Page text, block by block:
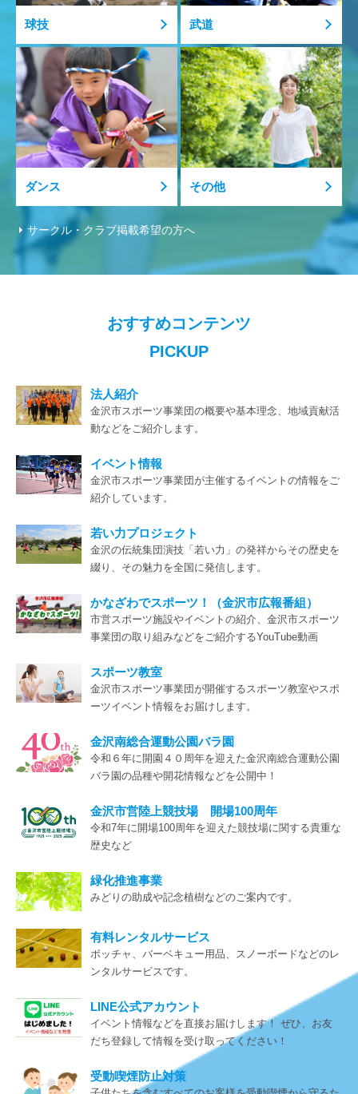
ついて
2026.06.08 スポーツ推進事業
令和8年度 夏休みジュニアスイミング短期教室 受講
生募集！
2026.06.08 スポーツ推進事業
令和8年度 Let’sチャレンジ 夏休みトランポリン教室
受講生募集!!
2026.06.01
お知らせ
ついて
専光寺ソフトボール場 第１球場の利用停止について
LINE公式アカウント はじめました！
2024.09.11 お知らせ
スタジアムツアー 【金沢ゴーゴーカレースタジアム】
2024.06.19 お知らせ
【駐車場】 金沢城北市民運動公園の駐車場について
2022.03.04 お知らせ
バドミントンコート、卓球台の時間入替制について
2021.08.08 お知らせ
金沢の伝統集団演技「若い力」に関する資料を求めてい
ます
「若い力」ＰＶ動画をYouTube配信中！～金沢から全国
に”元気”を発信！～
球技 武道
ダンス その他
サークル・クラブ掲載希望の方へ
おすすめコンテンツ
PICKUP
法人紹介
金沢市スポーツ事業団の概要や基本理念、地域貢献活
動などをご紹介します。
イベント情報
金沢市スポーツ事業団が主催するイベントの情報をご
紹介しています。
若い力プロジェクト
金沢の伝統集団演技「若い力」の発祥からその歴史を
綴り、その魅力を全国に発信します。
かなざわでスポーツ！（金沢市広報番組）
市営スポーツ施設やイベントの紹介、金沢市スポーツ
事業団の取り組みなどをご紹介するYouTube動画
スポーツ教室
金沢市スポーツ事業団が開催するスポーツ教室やスポ
ーツイベント情報をお届けします。
金沢南総合運動公園バラ園
令和６年に開園４０周年を迎えた金沢南総合運動公園
バラ園の品種や開花情報などを公開中！
金沢市営陸上競技場 開場100周年
令和7年に開場100周年を迎えた競技場に関する貴重な
歴史など
緑化推進事業
みどりの助成や記念植樹などのご案内です。
有料レンタルサービス
ボッチャ、バーベキュー用品、スノーボードなどのレ
ンタルサービスです。
LINE公式アカウント
イベント情報などを直接お届けします！ ぜひ、お友
だち登録して情報を受け取ってください！
受動喫煙防止対策